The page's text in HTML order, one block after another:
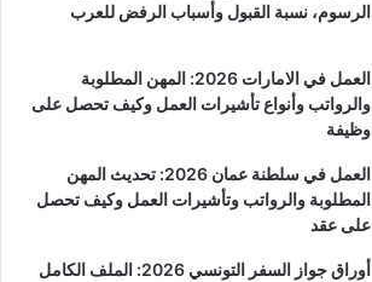
الرسوم، نسبة القبول وأسباب الرفض للعرب
العمل في الامارات 2026: المهن المطلوبة
والرواتب وأنواع تأشيرات العمل وكيف تحصل على
وظيفة
العمل في سلطنة عمان 2026: تحديث المهن
المطلوبة والرواتب وتأشيرات العمل وكيف تحصل
على عقد
أوراق جواز السفر التونسي 2026: الملف الكامل